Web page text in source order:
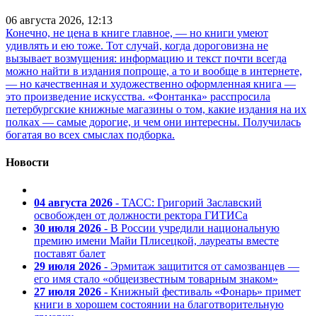
06 августа 2026, 12:13
Конечно, не цена в книге главное, — но книги умеют
удивлять и ею тоже. Тот случай, когда дороговизна не
вызывает возмущения: информацию и текст почти всегда
можно найти в издания попроще, а то и вообще в интернете,
— но качественная и художественно оформленная книга —
это произведение искусства. «Фонтанка» расспросила
петербургские книжные магазины о том, какие издания на их
полках — самые дорогие, и чем они интересны. Получилась
богатая во всех смыслах подборка.
Новости
04 августа 2026 - ТАСС: Григорий Заславский
освобожден от должности ректора ГИТИСа
30 июля 2026 - В России учредили национальную
премию имени Майи Плисецкой, лауреаты вместе
поставят балет
29 июля 2026 - Эрмитаж защитится от самозванцев —
его имя стало «общеизвестным товарным знаком»
27 июля 2026 - Книжный фестиваль «Фонарь» примет
книги в хорошем состоянии на благотворительную